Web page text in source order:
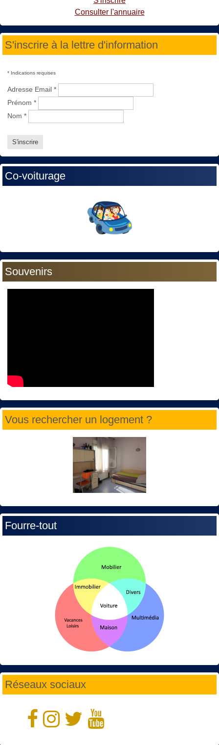
Consulter l'annuaire
S'inscrire à la lettre d'information
* Indications requises
Adresse Email *
Prénom *
Nom *
Co-voiturage
Souvenirs
Vous rechercher un logement ?
Fourre-tout
Réseaux sociaux